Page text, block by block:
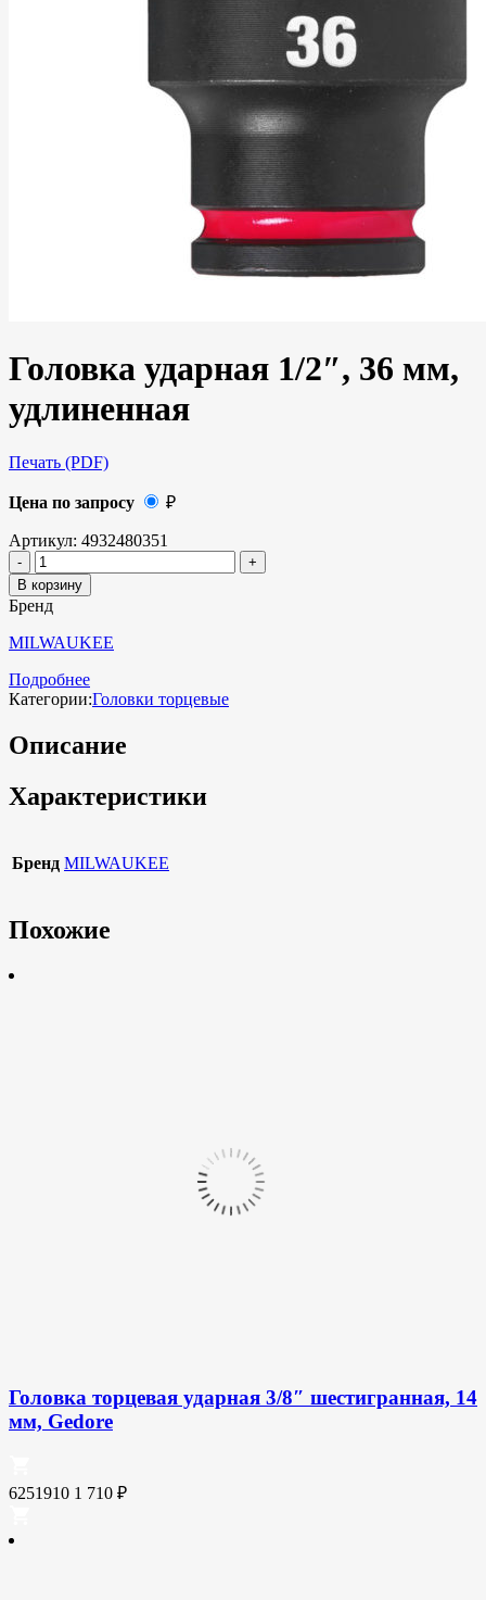
Головка ударная 1/2″, 36 мм,
удлиненная
Печать (PDF)
Цена по запросу ₽
Артикул: 4932480351
В корзину
Бренд
MILWAUKEE
Подробнее
Категории:Головки торцевые
Описание
Характеристики
Бренд MILWAUKEE
Похожие
Головка торцевая ударная 3/8″ шестигранная, 14
мм, Gedore
6251910 1 710 ₽